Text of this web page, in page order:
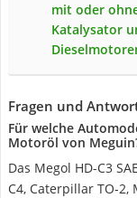
mit oder
Katalysator
Fragen und
Für welche
Motoröl von
Das Megol HD-C3
C4, Caterpillar TO-2,